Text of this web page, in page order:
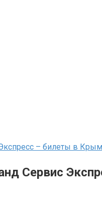
– билеты в
Сервис